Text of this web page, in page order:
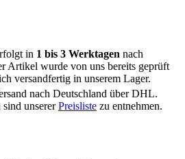
in 1 bis 3 Werktagen nach
Artikel wurde von uns bereits geprüft
versandfertig in unserem Lager.
nach Deutschland über DHL.
sind unsererPreisliste zu entnehmen.